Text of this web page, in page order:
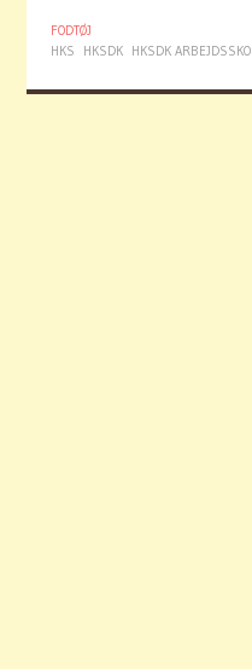
FODTØJ
HKS
HKSDK HKSDK ARBEJDSSKO